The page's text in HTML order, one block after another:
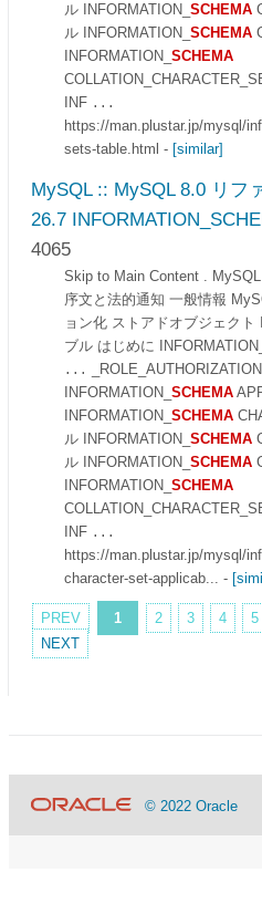
ル INFORMATION_ SCHEMA
ル INFORMATION_ SCHEMA
INFORMATION_ SCHEMA
INF ...
https://man.plustar.jp/mysql/
sets-table.html - [similar]
MySQL :: MySQL 8.0 リフ
26.7
4065
Skip to Main Content .
序文と法的通知 一般情報
ョン化 ストアドオブジェクト
ブル はじめに INFORMATION_
...
INFORMATION_ SCHEMA
INFORMATION_ SCHEMA
ル INFORMATION_ SCHEMA
ル INFORMATION_ SCHEMA
INFORMATION_ SCHEMA
INF ...
https://man.plustar.jp/mysql/
character-set-applicab... -
PREV 1 2 3 4 5
NEXT
© 2022 Oracle